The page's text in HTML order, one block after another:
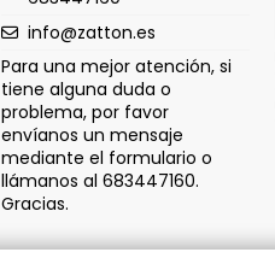
info@zatton.es
Para una mejor atención, si
tiene alguna duda o
problema, por favor
envíanos un mensaje
mediante el formulario o
llámanos al 683447160.
Gracias.